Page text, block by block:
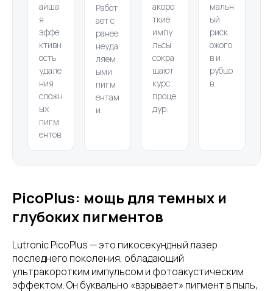
айша
я
эффе
ктивн
ость
удале
ния
сложн
ых
пигм
ентов.
Работ
ает с
ранее
неуда
ляем
ыми
пигм
ентам
и.
акоро
ткие
импу
льсы
сокра
щают
курс
проце
дур.
мальн
ый
риск
ожого
в и
рубцо
в.
PicoPlus: мощь для темных и
глубоких пигментов
Lutronic PicoPlus — это пикосекундный лазер
последнего поколения, обладающий
ультракоротким импульсом и фотоакустическим
эффектом. Он буквально «взрывает» пигмент в пыль,